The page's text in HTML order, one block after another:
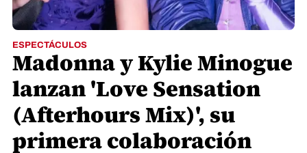
ESPECTÁCULOS
Madonna y Kylie Minogue
lanzan 'Love Sensation
(Afterhours Mix)', su
primera colaboración